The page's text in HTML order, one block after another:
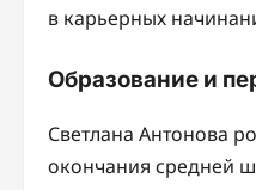
в карьерных
Образование и
Светлана Антонова
окончания средней